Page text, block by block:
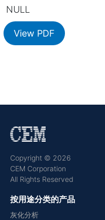
NULL
View PDF
Copyright © 2026
CEM Corporation
All Rights Reserved
按用途分类的产品
灰化分析